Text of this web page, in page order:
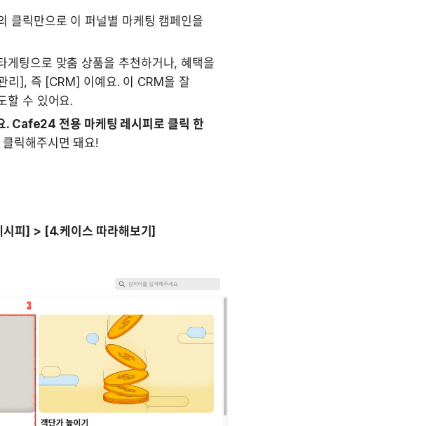
클릭만으로 이 퍼널별 마케팅 캠페인을
게팅으로 맞춤 상품을 추천하거나, 혜택을
리], 즉 [CRM] 이예요. 이 CRM을 잘
할 수 있어요.
. Cafe24 전용 마케팅 레시피로 클릭 한
피] > [4.케이스 따라해보기]